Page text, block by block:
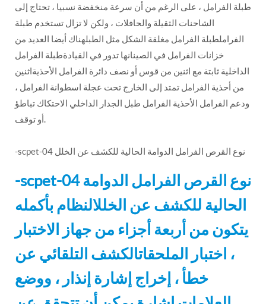
طبلة الفرامل ، على الرغم من أن سرعة منخفضة نسبيا ، تحتاج إلى
الشاحنات الثقيلة والحافلات ، ولكن لا تزال تستخدم طبلة
الفراملطبلة الفرامل مغلقة الشكل مثل الطبلهناك أيضا العديد من
خزانات الفرامل في الصينانها تدور في القيادةطبلة الفرامل
الداخلية ثابتة مع اثنين من قوس أو نصف دائرة الفرامل الأحذيةاثنين
من أحذية الفرامل تمتد إلى الخارج تحت عجلة اسطوانة الفرامل ،
ودعم الفرامل الأحذية الفرامل طبل الجدار الداخلي الاحتكاك تباطؤ
-scpet-04 نوع القرص الفرامل الدوامة الحالية للكشف عن الخلل
-scpet-04 نوع القرص الفرامل الدوامة
الحالية للكشف عن الخللالنظام بأكمله
يتكون من أربعة أجزاء من جهاز الاختبار
، اختبار الملحقاتالكشف التلقائي عن
خطأ ، إخراج إشارة إنذار ، ووضع